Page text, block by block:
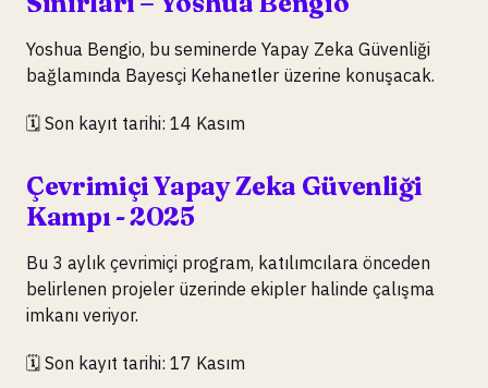
Yoshua Bengio, bu seminerde Yapay Zeka Güvenliği
bağlamında Bayesçi Kehanetler üzerine konuşacak.
🗓️ Son kayıt tarihi: 14 Kasım
Çevrimiçi Yapay Zeka Güvenliği
Kampı - 2025
Bu 3 aylık çevrimiçi program, katılımcılara önceden
belirlenen projeler üzerinde ekipler halinde çalışma
imkanı veriyor.
🗓️ Son kayıt tarihi: 17 Kasım